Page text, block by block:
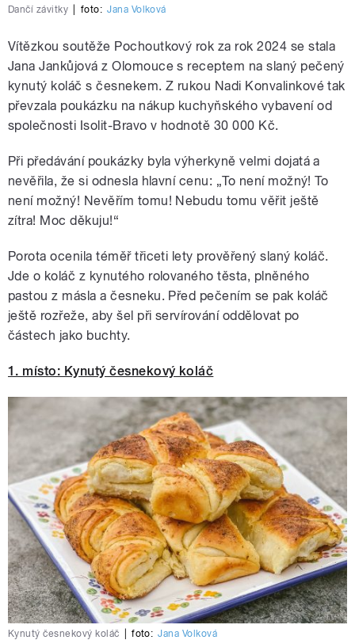
Dančí závitky foto: Jana Volková
Vítězkou soutěže Pochoutkový rok za rok 2024 se stala
Jana Jankůjová z Olomouce s receptem na slaný pečený
kynutý koláč s česnekem. Z rukou Nadi Konvalinkové tak
převzala poukázku na nákup kuchyňského vybavení od
společnosti Isolit-Bravo v hodnotě 30 000 Kč.
Při předávání poukázky byla výherkyně velmi dojatá a
nevěřila, že si odnesla hlavní cenu: „To není možný! To
není možný! Nevěřím tomu! Nebudu tomu věřit ještě
zítra! Moc děkuju!“
Porota ocenila téměř třiceti lety prověřený slaný koláč.
Jde o koláč z kynutého rolovaného těsta, plněného
pastou z másla a česneku. Před pečením se pak koláč
ještě rozřeže, aby šel při servírování oddělovat po
částech jako buchty.
1. místo: Kynutý česnekový koláč
Kynutý česnekový koláč foto: Jana Volková